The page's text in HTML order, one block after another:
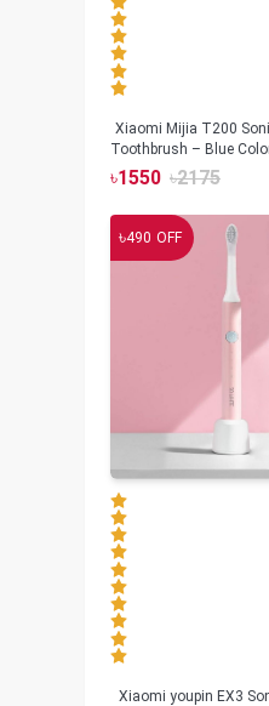
Xiaomi Mijia T200
Toothbrush – Blue
৳1550 ৳2175
৳490 OFF